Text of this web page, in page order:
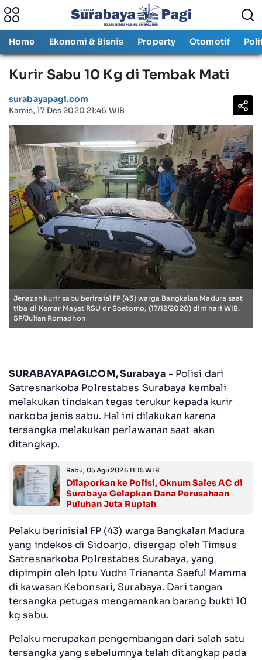
Home Ekonomi & Bisnis Property Otomotif
Kurir Sabu 10 Kg di Tembak Mati
surabayapagi.com
Kamis, 17 Des 2020 21:46 WIB
Jenazah kurir sabu berinsial FP (43) warga Bangkalan Madura saat
tiba di Kamar Mayat RSU dr Soetomo, (17/12/2020) dini hari WIB.
SP/Julian Romadhon
SURABAYAPAGI.COM, Surabaya - Polisi dari
Satresnarkoba Polrestabes Surabaya kembali
melakukan tindakan tegas terukur kepada kurir
narkoba jenis sabu. Hal ini dilakukan karena
tersangka melakukan perlawanan saat akan
ditangkap.
Rabu, 05 Agu 2026 11:15 WIB
Dilaporkan ke Polisi, Oknum Sales AC di
Surabaya Gelapkan Dana Perusahaan
Puluhan Juta Rupiah
Pelaku berinisial FP (43) warga Bangkalan Madura
yang indekos di Sidoarjo, disergap oleh Timsus
Satresnarkoba Polrestabes Surabaya, yang
dipimpin oleh Iptu Yudhi Triananta Saeful Mamma
di kawasan Kebonsari, Surabaya. Dari tangan
tersangka petugas mengamankan barang bukti 10
kg sabu.
Pelaku merupakan pengembangan dari salah satu
tersangka yang sebelumnya telah ditangkap pada